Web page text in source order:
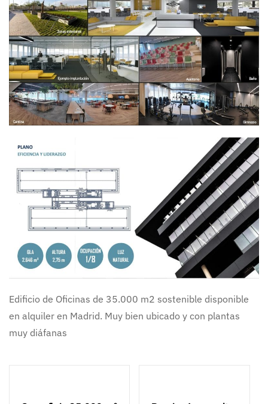
Edificio de Oficinas de 35.000 m2 sostenible disponible
en alquiler en Madrid. Muy bien ubicado y con plantas
muy diáfanas